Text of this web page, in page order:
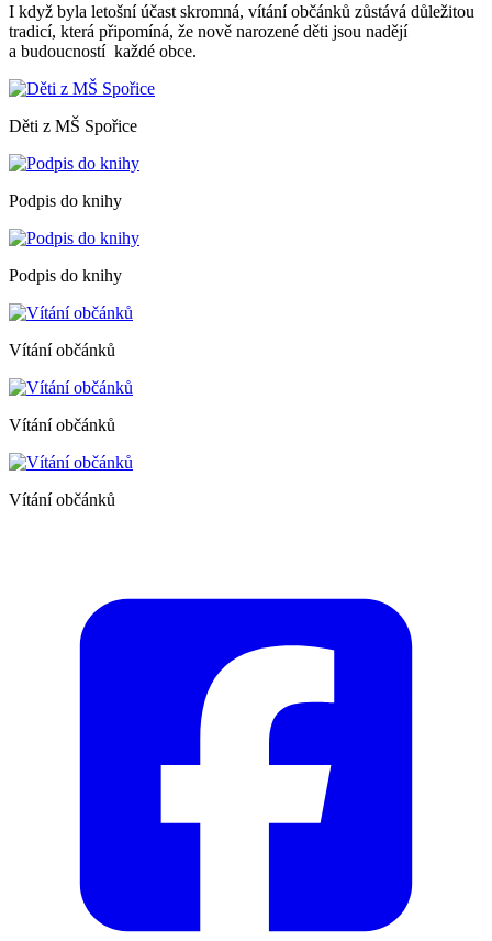
I když byla letošní účast skromná, vítání občánků zůstává důležitou
tradicí, která připomíná, že nově narozené děti jsou nadějí
a budoucností každé obce.
Děti z MŠ Spořice
Podpis do knihy
Podpis do knihy
Vítání občánků
Vítání občánků
Vítání občánků